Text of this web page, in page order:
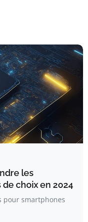
les
choix en 2024
pour smartphones